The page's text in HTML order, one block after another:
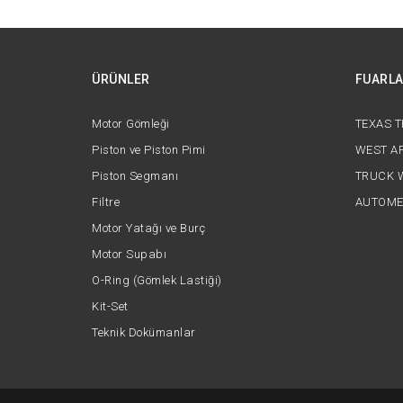
ÜRÜNLER
Motor Gömleği
Piston ve Piston Pimi
Piston Segmanı
Filtre
Motor Yatağı ve Burç
Motor Supabı
O-Ring (Gömlek Lastiği)
Kit-Set
Teknik Dokümanlar
TEXAS
WEST
TRUCK